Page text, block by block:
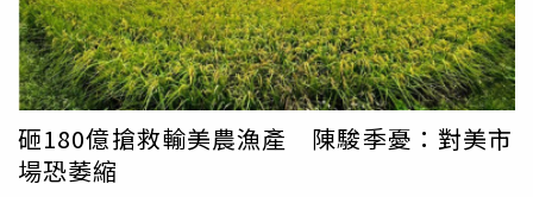
砸180億搶救輸美農漁產 陳駿季憂：對美市
場恐萎縮